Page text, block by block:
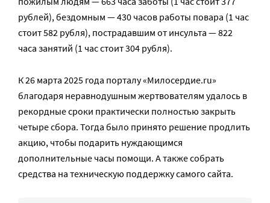
рублей), бездомным — 430 часов работы повара (1 час
стоит 582 рубля), пострадавшим от инсульта — 822
часа занятий (1 час стоит 304 рубля).
К 26 марта 2025 года порталу «Милосердие.ru»
благодаря неравнодушным жертвователям удалось в
рекордные сроки практически полностью закрыть
четыре сбора. Тогда было принято решение продлить
акцию, чтобы подарить нуждающимся
дополнительные часы помощи. А также собрать
средства на техническую поддержку самого сайта.